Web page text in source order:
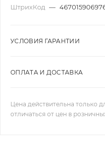
ШтрихКод —
УСЛОВИЯ ГАРАНТИИ
ОПЛАТА И ДОСТАВКА
Цена действительна только
отличаться от цен в